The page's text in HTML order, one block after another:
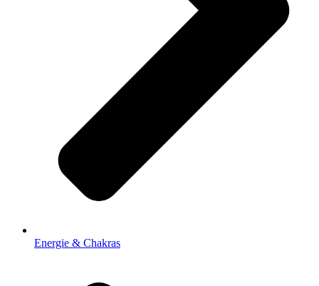
Energie & Chakras